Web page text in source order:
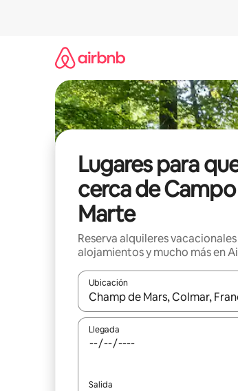
Lugares para
cerca de
Marte
Reserva alquileres
alojamientos y mucho más en
Ubicación
Cuando los resultados estén
Llegada
Salida